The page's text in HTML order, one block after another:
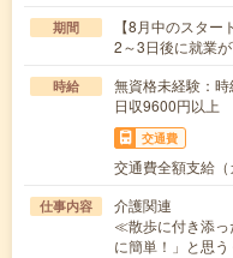
期間
【8月中のスタ
2～3日後に就業が
時給
無資格未経験：
日収9600円以上
交通費
交通費全額支給（
仕事内容
介護関連
≪散歩に付き添
に簡単！」と思